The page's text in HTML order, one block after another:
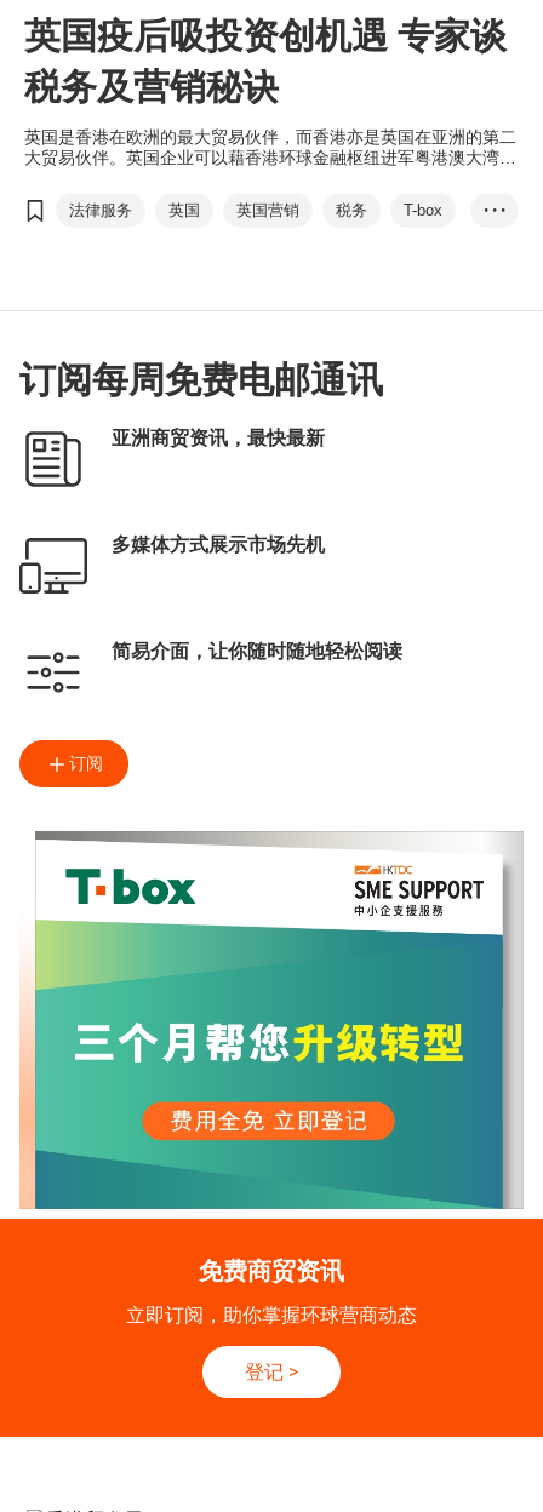
英国疫后吸投资创机遇 专家谈
税务及营销秘诀
英国是香港在欧洲的最大贸易伙伴，而香港亦是英国在亚洲的第二
大贸易伙伴。英国企业可以藉香港环球金融枢纽进军粤港澳大湾区
经济反弹释放的新机遇。
法律服务 英国 英国营销 税务
T-box
汇丰
• • •
订阅每周免费电邮通讯
亚洲商贸资讯，最快最新
多媒体方式展示市场先机
简易介面，让你随时随地轻松阅读
订阅
免费商贸资讯
立即订阅，助你掌握环球营商动态
登记 >